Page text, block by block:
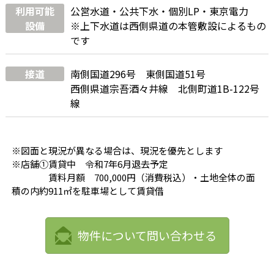
利用可能
設備
公営水道・公共下水・個別LP・東京電力
※上下水道は西側県道の本管敷設によるもの
です
接道
南側国道296号 東側国道51号
西側県道宗吾酒々井線 北側町道1B-122号
線
※図面と現況が異なる場合は、現況を優先とします
※店舗①賃貸中 令和7年6月退去予定
賃料月額 700,000円（消費税込）・土地全体の面
積の内約911㎡を駐車場として賃貸借
物件について問い合わせる